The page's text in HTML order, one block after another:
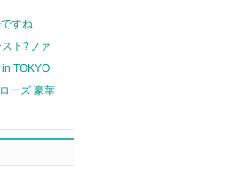
すね
ト?ファ
TOKYO
ーズ 豪華